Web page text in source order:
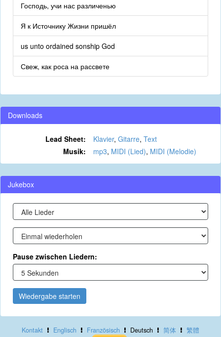
Господь, учи нас различенью
Я к Источнику Жизни пришёл
us unto ordained sonship God
Свеж, как роса на рассвете
Downloads
Lead Sheet: Klavier, Gitarre, Text
Musik:
mp3, MIDI (Lied), MIDI (Melodie)
Jukebox
Pause zwischen Liedern:
Wiedergabe starten
Kontakt Englisch Französisch Deutsch 简体 繁體